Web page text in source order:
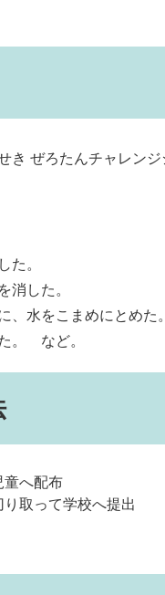
き ぜろたんチャレン
た。
消した。
、水をこまめにとめた
。 など。
童へ配布
取って学校へ提出